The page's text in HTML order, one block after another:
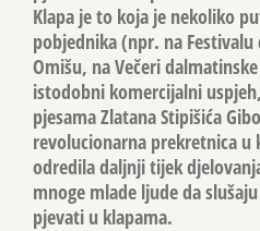
Klapa je to koja je nekoliko
pobjednika (npr. na
Omišu, na Večeri
istodobni komercijalni
pjesama Zlatana Stipišića
revolucionarna prekretnica
odredila daljnji tijek
mnoge mlade ljude da
pjevati u klapama.